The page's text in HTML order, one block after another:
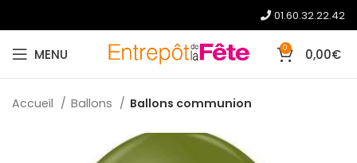
01.60.32.22.42
MENU 0 0,00€
Accueil Ballons Ballons communion